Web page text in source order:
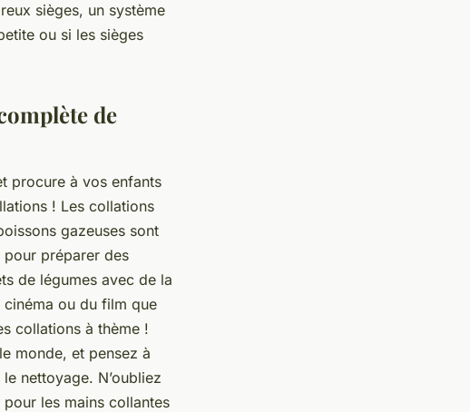
sièges, un système
ou si les sièges
de
procure à vos enfants
! Les collations
gazeuses sont
préparer des
de légumes avec de la
ou du film que
collations à thème !
monde, et pensez à
nettoyage. N’oubliez
les mains collantes